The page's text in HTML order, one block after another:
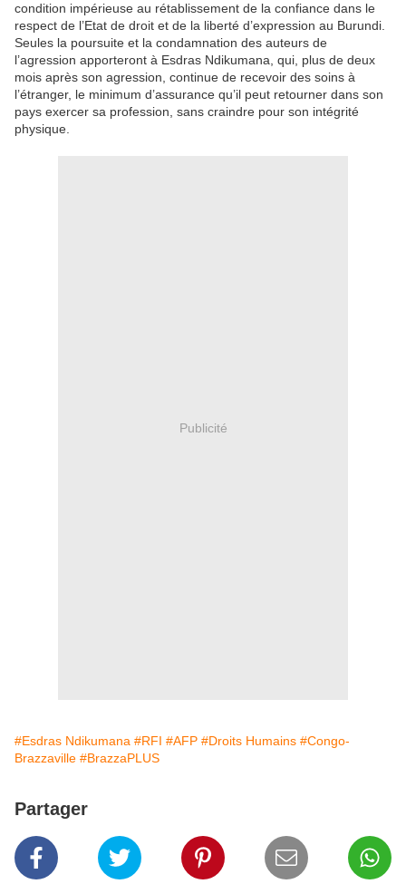
condition impérieuse au rétablissement de la confiance dans le
respect de l’Etat de droit et de la liberté d’expression au Burundi.
Seules la poursuite et la condamnation des auteurs de
l’agression apporteront à Esdras Ndikumana, qui, plus de deux
mois après son agression, continue de recevoir des soins à
l’étranger, le minimum d’assurance qu’il peut retourner dans son
pays exercer sa profession, sans craindre pour son intégrité
physique.
Publicité
#Esdras Ndikumana #RFI #AFP #Droits Humains #Congo-
Brazzaville #BrazzaPLUS
Partager